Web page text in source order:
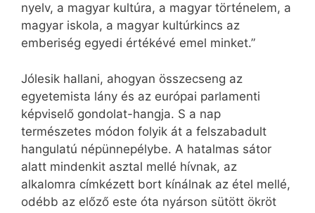
nyelv, a magyar kultúra, a magyar történelem, a
magyar iskola, a magyar kultúrkincs az
emberiség egyedi értékévé emel minket.”
Jólesik hallani, ahogyan összecseng az
egyetemista lány és az európai parlamenti
képviselő gondolat-hangja. S a nap
természetes módon folyik át a felszabadult
hangulatú népünnepélybe. A hatalmas sátor
alatt mindenkit asztal mellé hívnak, az
alkalomra címkézett bort kínálnak az étel mellé,
odébb az előző este óta nyárson sütött ökröt